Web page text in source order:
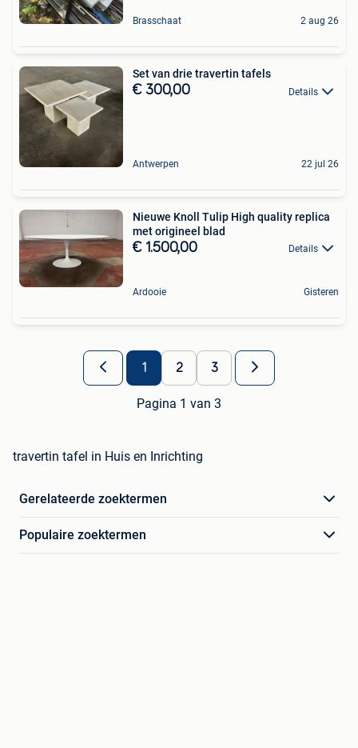
Brasschaat 2 aug 26
Set van drie travertin tafels
€ 300,00 Details
Antwerpen 22 jul 26
Nieuwe Knoll Tulip High quality replica
met origineel blad
€ 1.500,00 Details
Ardooie Gisteren
1 2 3
Pagina 1 van 3
travertin tafel in Huis en Inrichting
Gerelateerde zoektermen
Populaire zoektermen